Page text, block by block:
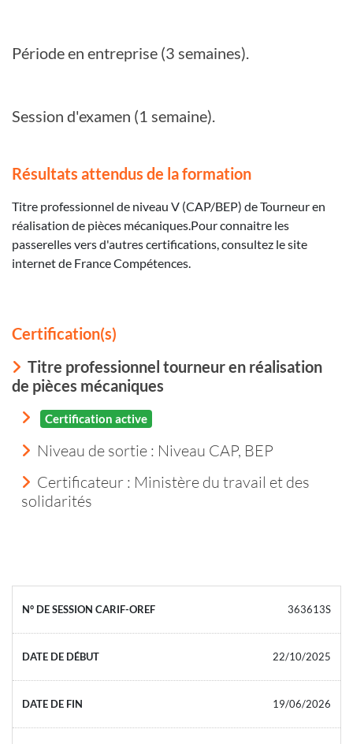
Période en entreprise (3 semaines).
Session d'examen (1 semaine).
Résultats attendus de la formation
Titre professionnel de niveau V (CAP/BEP) de Tourneur en
réalisation de pièces mécaniques.Pour connaitre les
passerelles vers d'autres certifications, consultez le site
internet de France Compétences.
Certification(s)
Titre professionnel tourneur en réalisation
de pièces mécaniques
Certification active
Niveau de sortie : Niveau CAP, BEP
Certificateur : Ministère du travail et des
solidarités
363613S
22/10/2025
19/06/2026